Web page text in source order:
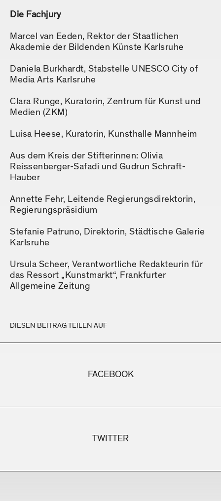
Die Fachjury
Marcel van Eeden, Rektor der Staatlichen
Akademie der Bildenden Künste Karlsruhe
Daniela Burkhardt, Stabstelle UNESCO City of
Media Arts Karlsruhe
Clara Runge, Kuratorin, Zentrum für Kunst und
Medien (ZKM)
Luisa Heese, Kuratorin, Kunsthalle Mannheim
Aus dem Kreis der Stifterinnen: Olivia
Reissenberger-Safadi und Gudrun Schraft-
Hauber
Annette Fehr, Leitende Regierungsdirektorin,
Regierungspräsidium
Stefanie Patruno, Direktorin, Städtische Galerie
Karlsruhe
Ursula Scheer, Verantwortliche Redakteurin für
das Ressort „Kunstmarkt“, Frankfurter
Allgemeine Zeitung
DIESEN BEITRAG TEILEN AUF
FACEBOOK
TWITTER